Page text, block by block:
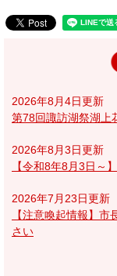
2026年8月4日更新
第78回諏訪湖祭湖上
2026年8月3日更新
【令和8年8月3日～
2026年7月23日更新
【注意喚起情報】
さい